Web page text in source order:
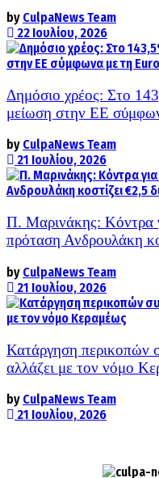
by CulpaNews Team
22 Ιουλίου, 2026
Δημόσιο χρέος: Στο
μείωση στην ΕΕ
by CulpaNews Team
21 Ιουλίου, 2026
Π. Μαρινάκης: Κόντρα
πρόταση Ανδρουλάκη
by CulpaNews Team
21 Ιουλίου, 2026
Κατάργηση περικοπών
αλλάζει με τον νόμο
by CulpaNews Team
21 Ιουλίου, 2026